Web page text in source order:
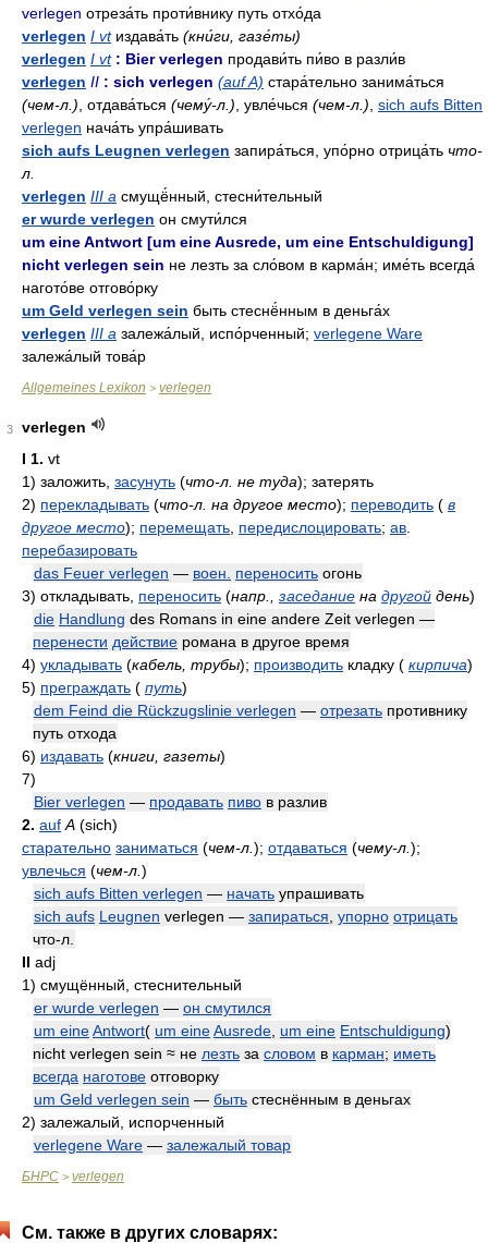
verlegen отреза́ть проти́внику путь отхо́да
verlegen I vtиздава́ть (кни́ги, газе́ты)
verlegen I vt : Bier verlegen продави́ть пи́во в разли́в
verlegen II : sich verlegen (auf A) стара́тельно занима́ться
(чем-л.) , отдава́ться (чему́-л.) , увле́чься (чем-л.) sich aufs Bitten
verlegen нача́ть упра́шивать
sich aufs Leugnen verlegen запира́ться, упо́рно отрица́ть что-
л.
verlegen III a смущё́нный, стесни́тельный
er wurde verlegen он смути́лся
um eine Antwort [um eine Ausrede, um eine Entschuldigung]
nicht verlegen sein не лезть за сло́вом в карма́н; име́ть всегда́
нагото́ве отгово́рку
um Geld verlegen sein быть стеснё́нным в деньга́х
verlegen III a залежа́лый, испо́рченный; verlegene Ware
залежа́лый това́р
Allgemeines Lexikon > verlegen
3
verlegen
I 1. vt
1) заложить, засунуть (что-л. не туда); затерять
2) перекладывать (что-л. на другое место); переводить ( в
другое место); перемещать передислоцировать; ав
перебазировать
das Feuer verlegen — воен. переносить огонь
3) откладывать, переносить (напр., заседание на другой день)
die Handlung des Romans in eine andere Zeit verlegen —
перенести действие романа в другое время
4) укладывать (кабель, трубы); производить кладку ( кирпича)
5) преграждать ( путь)
dem Feind die Rückzugslinie verlegen — отрезать противнику
путь отхода
6) издавать (книги, газеты)
7)
Bier verlegen — продавать пиво в разлив
2. auf A (sich)
старательно заниматься (чем-л. ); отдаваться (чему-л. );
увлечься (чем-л. )
sich aufs Bitten verlegen — начать упрашивать
sich aufs Leugnen verlegen — запираться упорно отрицать
что-л.
II adj
1) смущённый, стеснительный
er wurde verlegen — он смутился
um eineAntwort( um eineAusrede um eine Entschuldigung)
nicht verlegen sein ≈ не лезть за словом в карман; иметь
всегда наготове отговорку
um Geld verlegen sein — быть стеснённым в деньгах
2) залежалый, испорченный
verlegene Ware — залежалый товар
БНРС > verlegen
См. также в других словарях: